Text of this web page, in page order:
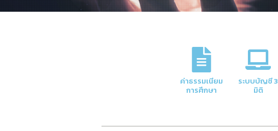
ภารกิจหลักของกองคลัง
การจัดการด้านการเงินและบัญชีของมหาวิทยาลัยให้มี
ความโปร่งใสและมีประสิทธิภาพ
ค่าธรรมเนียม
การศึกษา
ระบบบัญชี 3
มิติ